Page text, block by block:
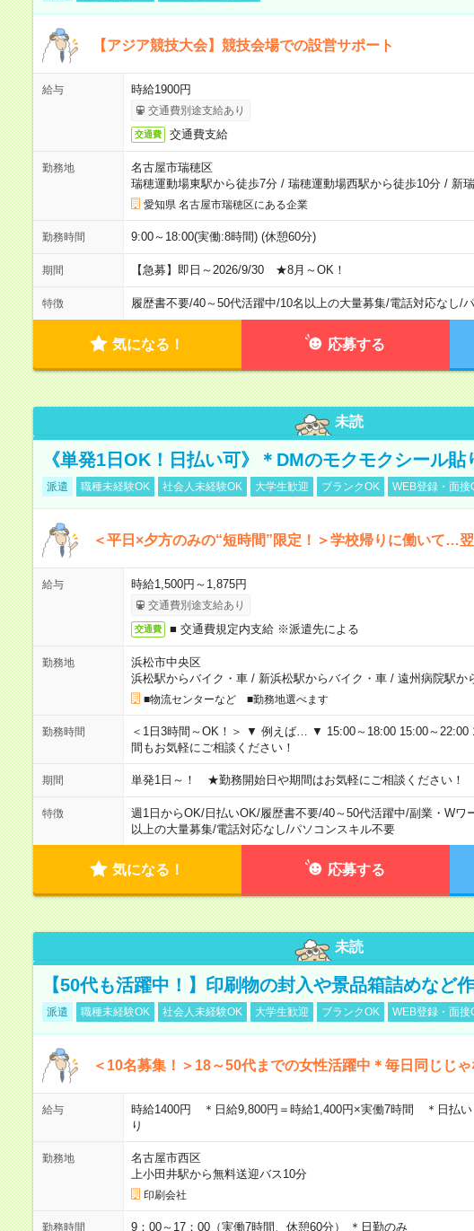
【アジア競技大会】競技会場での設営サポート
給与 時給1900円
交通費別途支給あり
交通費 交通費支給
勤務地
名古屋市瑞穂区
瑞穂運動場東駅から徒歩7分/ 瑞穂運動場西駅から徒歩10分/ 新
愛知県 名古屋市瑞穂区にある企業
勤務時間 9:00～18:00(実働:8時間) (休憩60分)
期間 【急募】即日～2026/9/30 ★8月～OK！
特徴 履歴書不要/40～50代活躍中/10名以上の大量募集/電話対応なし/
気になる！ 応募する
未読
《単発1日OK！日払い可》＊DMのモクモクシール貼
派遣 職種未経験OK 社会人未経験OK 大学生歓迎 ブランクOK WEB登録・面接
＜平日×夕方のみの“短時間”限定！＞学校帰りに働いて…
給与 時給1,500円～1,875円
交通費別途支給あり
交通費 ■ 交通費規定内支給 ※派遣先による
勤務地
浜松市中央区
浜松駅からバイク・車/ 新浜松駅からバイク・車/ 遠州病院駅か
■物流センターなど ■勤務地選べます
勤務時間
＜1日3時間～OK！＞ ▼ 例えば… ▼ 15:00～18:00 15:00～22:00
間もお気軽にご相談ください！
期間 単発1日～！ ★勤務開始日や期間はお気軽にご相談ください
特徴 週1日からOK/日払いOK/履歴書不要/40～50代活躍中/副業・Wワ
以上の大量募集/電話対応なし/パソコンスキル不要
気になる！ 応募する
未読
【50代も活躍中！】印刷物の封入や景品箱詰めなど
派遣 職種未経験OK 社会人未経験OK 大学生歓迎 ブランクOK WEB登録・面接
＜10名募集！＞18～50代までの女性活躍中＊毎日同じじゃ
給与
時給1400円 ＊日給9,800円＝時給1,400円×実働7時間 ＊日払い
り
勤務地
名古屋市西区
上小田井駅から無料送迎バス10分
印刷会社
勤務時間 9：00～17：00（実働7時間、休憩60分） ＊日勤のみ